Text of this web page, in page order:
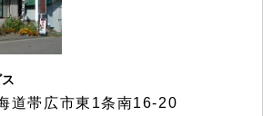
帯広市東1条南16-20